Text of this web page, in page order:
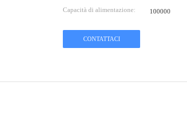
Capacità di alimentazione: 100000
CONTATTACI